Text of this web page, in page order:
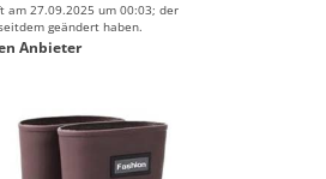
am 27.09.2025 um 00:03; der
geändert haben.
Anbieter